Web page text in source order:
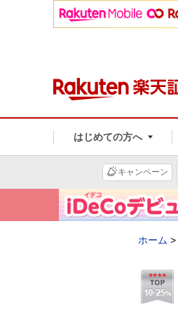
はじめての方へ
キャンペーン
ホーム >